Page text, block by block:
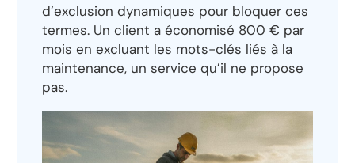
d’exclusion dynamiques pour bloquer ces
termes. Un client a économisé 800 € par
mois en excluant les mots-clés liés à la
maintenance, un service qu’il ne propose
pas.